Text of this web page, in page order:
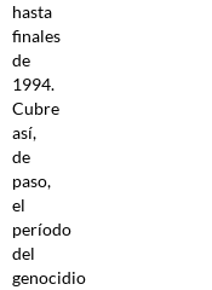
hasta
finales
de
1994.
Cubre
así,
de
paso,
el
período
del
genocidio